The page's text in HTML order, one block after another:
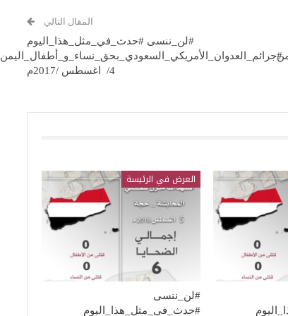
المقال التالي
#لن_ننسى #حدث_في_مثل_هذا_اليوم
#جرائم_العدوان_الأمريكي_السعودي_بحق_نساء_و_أطفال_اليمن
4/ اغسطس /2017م
العرض في الرئيسة
#لن_ننسى
#حدث_في_مثل_هذا_اليوم